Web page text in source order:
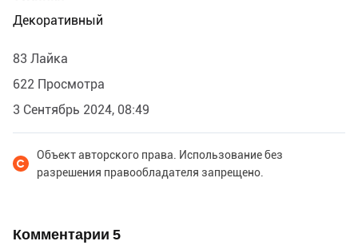
Декоративный
83 Лайка
622 Просмотра
3 Сентябрь 2024, 08:49
Объект авторского права. Использование без
разрешения правообладателя запрещено.
Комментарии 5